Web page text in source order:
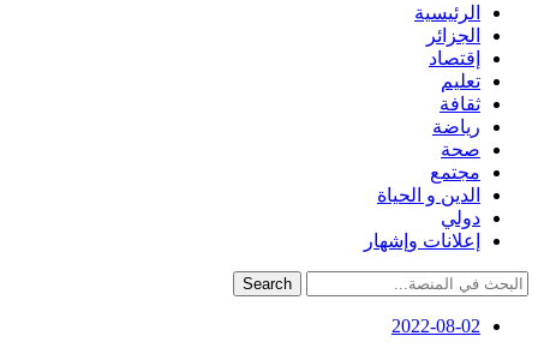
الرئيسية
الجزائر
إقتصاد
تعليم
ثقافة
رياضة
صحة
مجتمع
الدين و الحياة
دولي
إعلانات وإشهار
Search
2022-08-02